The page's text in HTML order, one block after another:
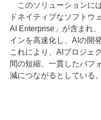
このソリューションに
ドネイティブなソフトウ
AI Enterprise」が含まれ
インを高速化し、AIの開
これにより、AIプロジェ
間の短縮、一貫したパフ
減につながるとしている。